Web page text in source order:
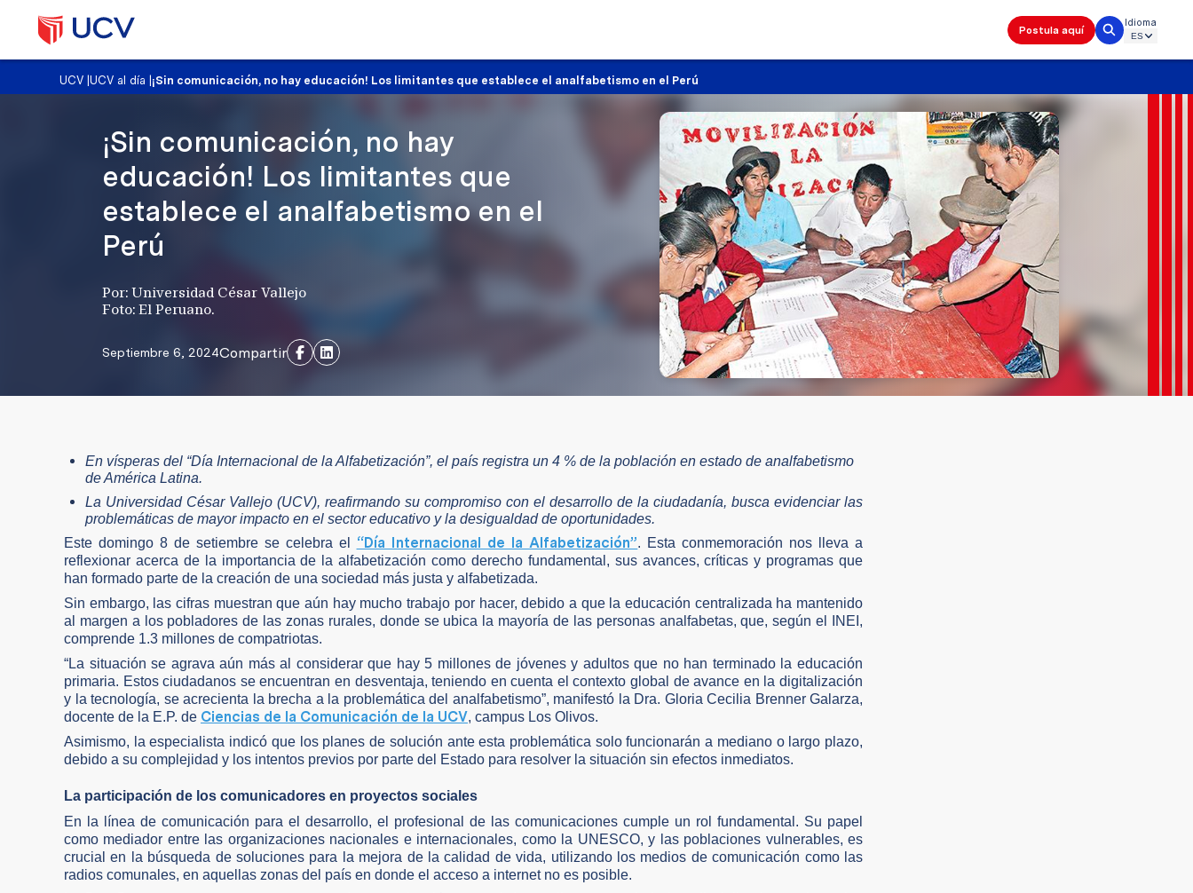
Postula aquí
Idioma
UCV |UCV al día ¡Sin comunicación, no hay educación! Los limitantes que establece el analfabetismo en el Perú
¡Sin comunicación, no hay
educación! Los limitantes que
establece el analfabetismo en el
Perú
Por: Universidad César Vallejo
Foto: El Peruano.
Septiembre 6, 2024Compartir
En vísperas del “Día Internacional de la Alfabetización”, el país registra un 4 % de la población en estado de analfabetismo
de América Latina.
La Universidad César Vallejo (UCV), reafirmando su compromiso con el desarrollo de la ciudadanía, busca evidenciar las
problemáticas de mayor impacto en el sector educativo y la desigualdad de oportunidades.
Este domingo 8 de setiembre se celebra el “Día Internacional de la Alfabetización”. Esta conmemoración nos lleva a
reflexionar acerca de la importancia de la alfabetización como derecho fundamental, sus avances, críticas y programas que
han formado parte de la creación de una sociedad más justa y alfabetizada.
Sin embargo, las cifras muestran que aún hay mucho trabajo por hacer, debido a que la educación centralizada ha mantenido
al margen a los pobladores de las zonas rurales, donde se ubica la mayoría de las personas analfabetas, que, según el INEI,
comprende 1.3 millones de compatriotas.
“La situación se agrava aún más al considerar que hay 5 millones de jóvenes y adultos que no han terminado la educación
primaria. Estos ciudadanos se encuentran en desventaja, teniendo en cuenta el contexto global de avance en la digitalización
y la tecnología, se acrecienta la brecha a la problemática del analfabetismo”, manifestó la Dra. Gloria Cecilia Brenner Galarza,
docente de la E.P. de Ciencias de la Comunicación de la UCV, campus Los Olivos.
Asimismo, la especialista indicó que los planes de solución ante esta problemática solo funcionarán a mediano o largo plazo,
debido a su complejidad y los intentos previos por parte del Estado para resolver la situación sin efectos inmediatos.
La participación de los comunicadores en proyectos sociales
En la línea de comunicación para el desarrollo, el profesional de las comunicaciones cumple un rol fundamental. Su papel
como mediador entre las organizaciones nacionales e internacionales, como la UNESCO, y las poblaciones vulnerables, es
crucial en la búsqueda de soluciones para la mejora de la calidad de vida, utilizando los medios de comunicación como las
radios comunales, en aquellas zonas del país en donde el acceso a internet no es posible.